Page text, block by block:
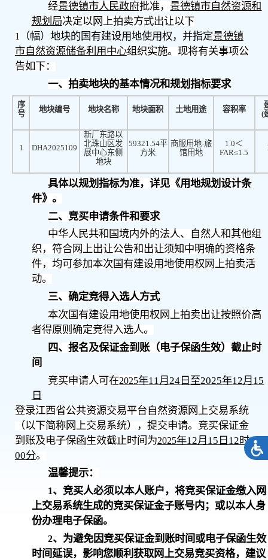
经景德镇市人民政府批准， 景德镇市自然资源和
规划局决定以网上拍卖方式出让以下
1 （幅）地块的国有建设用地使用权，并指定景德镇
市自然资源储备利用中心组织实施。现将有关事项公
告如下：
一、拍卖地块的基本情况和规划指标要求
序
号
地块编号 地块名称 地块面积 土地用途 容积率
(
1 DHA2025109
新厂东路以
北珠山区发
展中心东侧
地块
59321.54平
方米
商服用地-旅
馆用地
1.0＜
FAR≤1.5
具体以规划指标为准，详见《用地规划设计条
件》。
二、竞买申请条件和要求
中华人民共和国境内外的法人、自然人和其他组
织，符合网上出让公告和出让须知中明确的资格条
件，均可参加本次国有建设用地使用权网上拍卖活
动。
三、确定竞得入选人方式
本次国有建设用地使用权网上拍卖出让按照价高
者得原则确定竞得入选人。
四、报名及保证金到账（电子保函生效）截止时
间
竞买申请人可在2025年11 月 24 日至2025年12月 15
日
登录江西省公共资源交易平台自然资源网上交易系统
（以下简称网上交易系统），提交申请。竞买保证金
到账及电子保函生效截止时间为2025年12月 15 日 12时
00分。
温馨提示：
1、竞买人必须以本人账户，将竞买保证金缴入网
上交易系统生成的竞买保证金子账号内；或以本人身
份办理电子保函。
2、为避免因竞买保证金到账时间或电子保函生效
时间延误，影响您顺利获取网上交易竞买资格，建议